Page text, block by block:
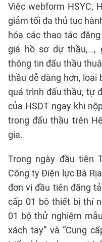
Việc webform HSYC,
giảm tối đa thủ tục
hóa các thao tác
giá hồ sơ dự thầu,…,
thông tin đấu thầu
thầu dễ dàng hơn, loại
quá trình đấu thầu; tự
của HSDT ngay khi
trong đấu thầu trên
gia.
Trong ngày đầu tiên
Công ty Điện lực Bà
đơn vị đầu tiên đăng
cấp 01 bộ thiết bị thí
01 bộ thử nghiệm
xách tay” và “Cung